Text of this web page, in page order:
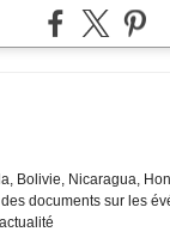
Bolivie, Nicaragua,
documents sur les